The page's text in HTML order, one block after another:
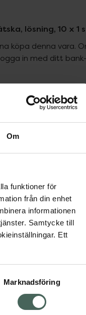
Om
funktioner för
från din enhet
informationen
Samtycke till
Ett
Marknadsföring
lösning, 10 x 1
köpa denna vara.
in med ditt
recept
gäller inte
kr
kr
recept
läkemedel